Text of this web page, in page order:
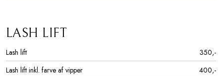
LASH LIFT
Lash lift​
350,-​
Lash lift inkl. farve af vipper
400,-​